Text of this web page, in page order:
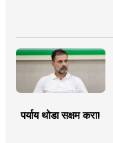
पर्याय थोडा सक्षम करा!